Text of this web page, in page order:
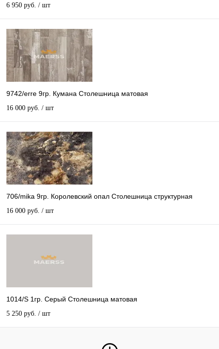
6 950 руб. / шт
9742/erre 9гр. Кумана Столешница матовая
16 000 руб. / шт
706/mika 9гр. Королевский опал Столешница структурная
16 000 руб. / шт
1014/S 1гр. Серый Столешница матовая
5 250 руб. / шт